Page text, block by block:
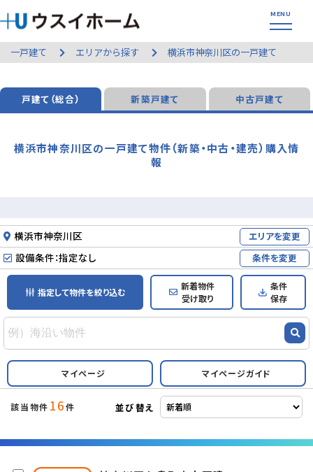
一戸建て エリアから探す 横浜市神奈川区の一戸建て
戸建て（総合） 新築戸建て 中古戸建て
横浜市神奈川区の一戸建て物件（新築・中古・建売）購入情
報
横浜市神奈川区 エリアを変更
設備条件：指定なし 条件を変更
指定して物件を絞り込む
新着物件
受け取り
条件
保存
マイページ マイページガイド
該当物件 16件 並び替え